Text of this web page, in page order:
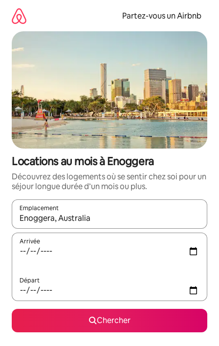
directement
contenu
Partez-vous un Airbnb
Locations au mois à Enoggera
Découvrez des logements où se sentir chez soi pour un
séjour longue durée d’un mois ou plus.
Emplacement
Quand les résultats sont affichés, parcourez-les en utilisant
Arrivée
Départ
Chercher